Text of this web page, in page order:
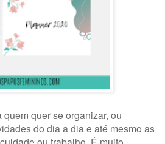
quer se organizar, ou
do dia a dia e até mesmo as